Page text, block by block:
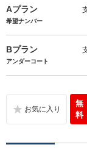
Aプラン
希望ナンバー
Bプラン
アンダーコート
無
料